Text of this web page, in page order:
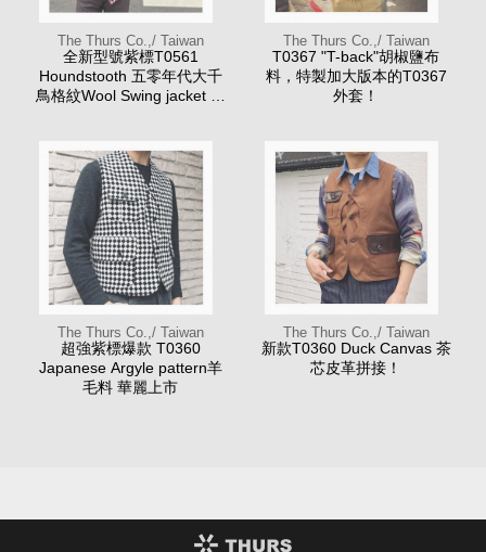
The Thurs Co.,/ Taiwan
全新型號紫標T0561
Houndstooth 五零年代大千
鳥格紋Wool Swing jacket 週
The Thurs Co.,/ Taiwan
T0367 "T-back"胡椒鹽布
料，特製加大版本的T0367
外套！
The Thurs Co.,/ Taiwan
超強紫標爆款 T0360
Japanese Argyle pattern羊
毛料 華麗上市
The Thurs Co.,/ Taiwan
新款T0360 Duck Canvas 茶
芯皮革拼接！